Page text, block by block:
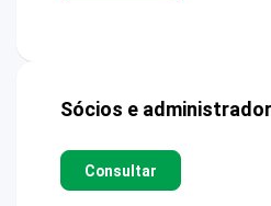
Sócios e
Consultar